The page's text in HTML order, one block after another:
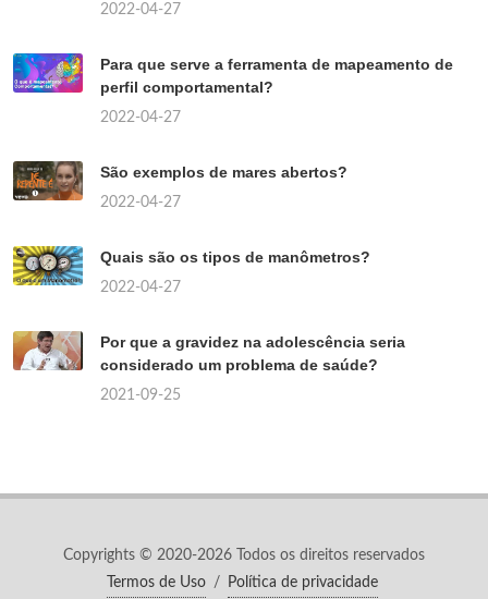
2022-04-27
Para que serve a ferramenta de mapeamento de
perfil comportamental?
2022-04-27
São exemplos de mares abertos?
2022-04-27
Quais são os tipos de manômetros?
2022-04-27
Por que a gravidez na adolescência seria
considerado um problema de saúde?
2021-09-25
Copyrights © 2020-2026 Todos os direitos reservados
Termos de Uso / Política de privacidade